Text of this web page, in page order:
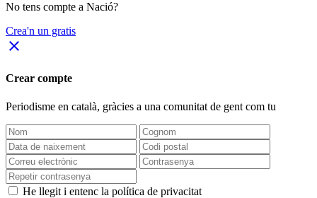
No tens compte a Nació?
Crea'n un gratis
close
Crear compte
Periodisme en català, gràcies a una comunitat de gent com tu
He llegit i entenc la política de privacitat